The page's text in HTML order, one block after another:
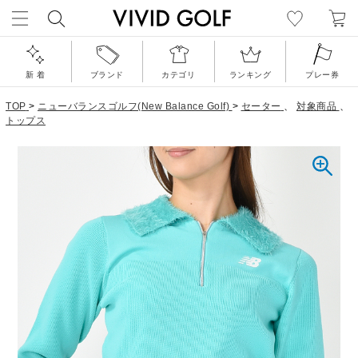
新 着 ブランド カテゴリ ランキング プレー券
TOP > ニューバランスゴルフ(New Balance Golf) > セーター 、 対象商品 、
トップス